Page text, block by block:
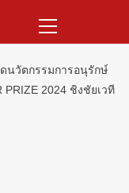
Menu
นวัตกรรมการอนุรักษ์
PRIZE 2024 ชิงชัยเวที